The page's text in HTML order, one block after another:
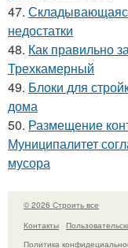
47.
недостатки
48. Как правильно
Трехкамерный
49. Блоки для
дома
50. Размещение
Муниципалитет
мусора
© 2026 Строить все
Контакты
Политика